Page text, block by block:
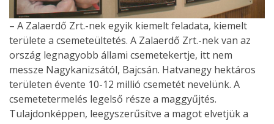
– A Zalaerdő Zrt.-nek egyik kiemelt feladata, kiemelt
területe a csemeteültetés. A Zalaerdő Zrt.-nek van az
ország legnagyobb állami csemetekertje, itt nem
messze Nagykanizsától, Bajcsán. Hatvanegy hektáros
területen évente 10-12 millió csemetét nevelünk. A
csemetetermelés legelső része a maggyűjtés.
Tulajdonképpen, leegyszerűsítve a magot elvetjük a